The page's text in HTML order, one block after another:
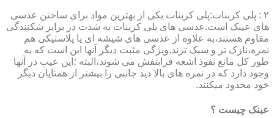
۲ : پلی کربنات:پلی کربنات یکی از بهترین مواد برای ساختن عدسی
های عینک است.عدسی های پلی کربنات به شدت در برابر شکنندگی
مقاوم هستند،به علاوه از عدسی های شیشه ای یا پلاستیکی هم
نمره،نازک تر و سبک ترند.ویژگی مثبت دیگر آنها این است که به
طور کل مانع نفوذ اشعه فرابنفش می شوند،البته ؛این عیب در آنها
وجود دارد که در نمره های بالا دید جانبی را بیشتر از همتایان دیگر
خود محدود میکنند.
عینک چیست ؟